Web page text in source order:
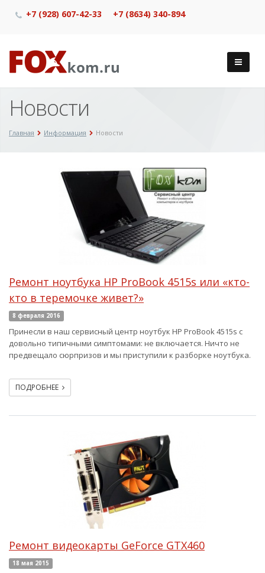
+7 (928) 607-42-33 +7 (8634) 340-894
Новости
Главная Информация Новости
Ремонт ноутбука HP ProBook 4515s или «кто-
кто в теремочке живет?»
8 февраля 2016
Принесли в наш сервисный центр ноутбук HP ProBook 4515s с
довольно типичными симптомами: не включается. Ничто не
предвещало сюрпризов и мы приступили к разборке ноутбука.
ПОДРОБНЕЕ
Ремонт видеокарты GeForce GTX460
18 мая 2015